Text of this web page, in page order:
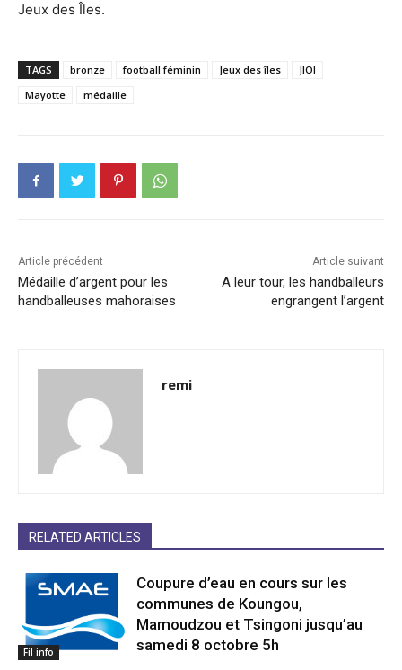
Jeux des Îles.
TAGS bronze football féminin Jeux des îles
JIOI
Mayotte
médaille
Article précédent
Médaille d’argent pour les
handballeuses mahoraises
Article suivant
A leur tour, les handballeurs
engrangent l’argent
remi
RELATED ARTICLES
Fil info
Coupure d’eau en cours sur les
communes de Koungou,
Mamoudzou et Tsingoni jusqu’au
samedi 8 octobre 5h